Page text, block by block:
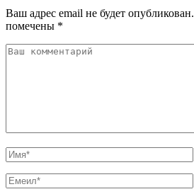
Ваш адрес email не будет опубликован.
помечены *